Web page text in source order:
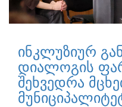
ინკლუზიურ
დიალოგის
შეხვედრა